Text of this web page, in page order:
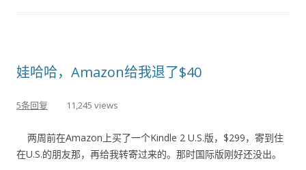
娃哈哈，Amazon给我退了$40
5条回复 11,245 views
两周前在Amazon上买了一个Kindle 2 U.S.版，$299，寄到住
在U.S.的朋友那，再给我转寄过来的。那时国际版刚好还没出。